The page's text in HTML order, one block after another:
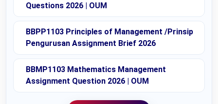
Questions 2026 | OUM
BBPP1103 Principles of Management /Prinsip
Pengurusan Assignment Brief 2026
BBMP1103 Mathematics Management
Assignment Question 2026 | OUM